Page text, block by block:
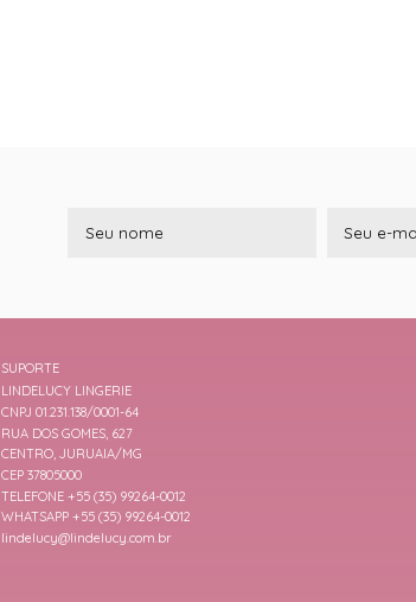
SUPORTE
LINDELUCY LINGERIE
CNPJ 01.231.138/0001-64
RUA DOS GOMES, 627
CENTRO, JURUAIA/MG
CEP 37805000
TELEFONE +55 (35) 99264-0012
WHATSAPP +55 (35) 99264-0012
lindelucy@lindelucy.com.br